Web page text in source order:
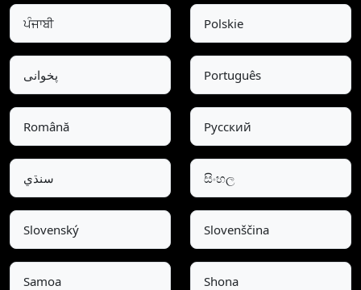
ਪੰਜਾਬੀ Polskie
پخوانی Português
Română Pусский
سنڌي සිංහල
Slovenský Slovenščina
Samoa Shona